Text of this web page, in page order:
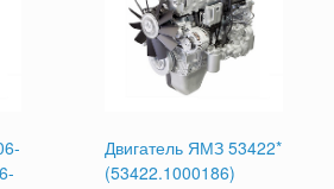
Двигатель ЯМЗ 53422*
(53422.1000186)